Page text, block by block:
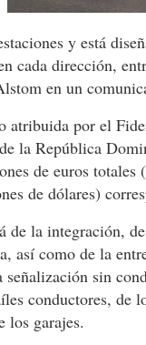
y está
cada dirección,
en un
atribuida por el
la República
de euros
de dólares)
de la integración,
así como de la
sin
conductores, de
los garajes.